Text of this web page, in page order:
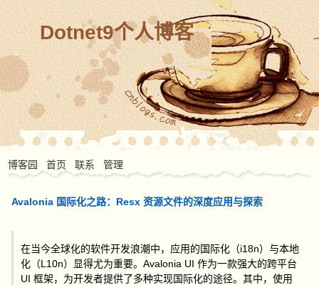
Dotnet9个人博客
博客园 首页 联系 管理
Avalonia 国际化之路：Resx 资源文件的深度应用与探索
在当今全球化的软件开发浪潮中，应用的国际化（i18n）与本地
化（L10n）显得尤为重要。Avalonia UI 作为一款强大的跨平台
UI 框架，为开发者提供了多种实现国际化的途径。其中，使用